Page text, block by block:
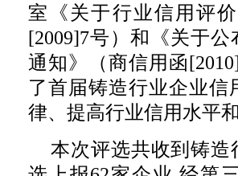
室《关于行业信用评
[2009]7号）和《关于
通知》（商信用函
了首届铸造行业企业
律、提高行业信用水平
本次评选共收到铸造